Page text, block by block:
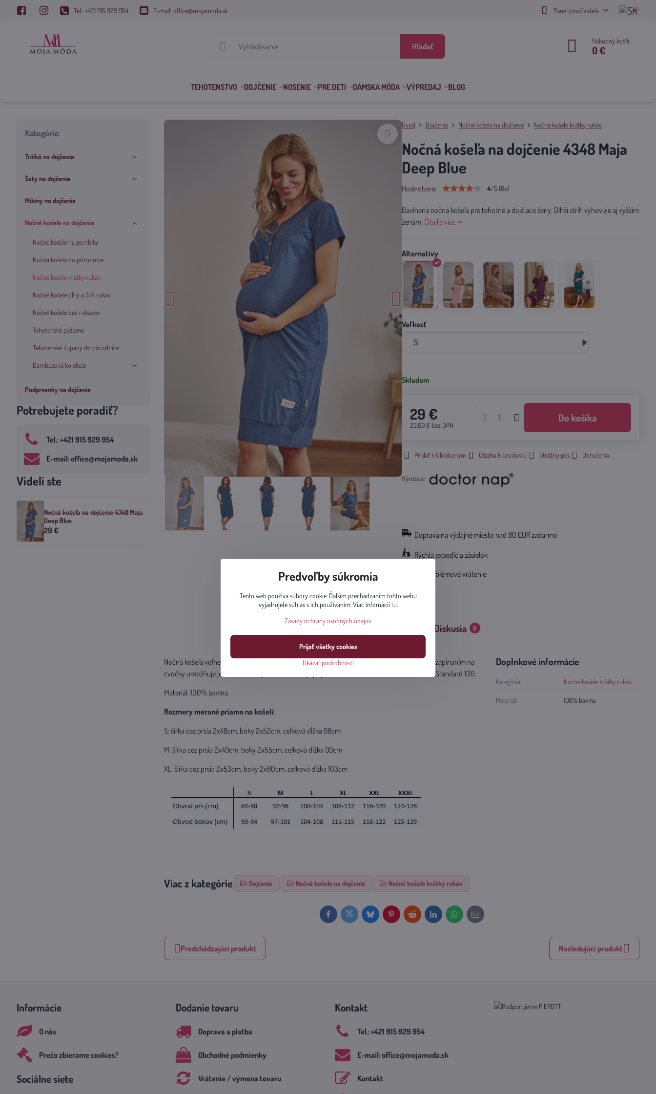
Tel.: +421 915 929 954 E-mail: office@mojamoda.sk Panel používateľa
Hľadať
Nákupný košík
0 €
TEHOTENSTVO DOJČENIE NOSENIE PRE DETI DÁMSKA MÓDA VÝPREDAJ BLOG
Úvod Dojčenie Nočné košele na dojčenie Nočné košele krátky rukáv
Nočná košeľa na dojčenie 4348 Maja
Deep Blue
Hodnotenie 4/5 (6x)
Bavlnená nočná košeľa pre tehotné a dojčiace ženy. Dlhší strih vyhovuje aj vyšším
ženám. Čítajte viac
Veľkosť
Skladom
29 €
23.60 € bez DPH
Do košíka
Pridať k Obľúbeným Otázka k produktu Strážny pes Doručenia
Výrobca:
Doprava na výdajné miesto nad 80 EUR zadarmo
Rýchla expedícia zásielok
Bezproblémové vrátenie
Popis Recenzie Diskusia 0
Nočná košeľa voľnejšieho strihu s praktickými vreckami na bokoch. Dlhšia léga vo výstrihu so zapínaním na
cvočky umožňuje jednoduché dojčenie. Materiál je príjemná bavlna s certifikátom OEKO-TEX Standard 100.
Materiál: 100% bavlna
Rozmery merané priamo na košeli:
S: šírka cez prsia 2x48cm, boky 2x52cm, celková dĺžka 98cm
M: šírka cez prsia 2x49cm, boky 2x55cm, celková dĺžka 99cm
XL: šírka cez prsia 2x53cm, boky 2x60cm, celková dĺžka 103cm
Viac z kategórie Dojčenie Nočné košele na dojčenie Nočné košele krátky rukáv
Doplnkové informácie
Kategória: Nočné košele krátky rukáv
Materiál: 100% bavlna
FacebookTwitterBlueskyPinterestReddit LinkedInWhatsApp
E-
mail
Predchádzajúci produkt Nasledujúci produkt
Kategórie
Tričká na dojčenie
Šaty na dojčenie
Mikiny na dojčenie
Nočné košele na dojčenie
Nočné košele na gombíky
Nočná košeľa do pôrodnice
Nočné košele krátky rukáv
Nočné košele dlhý a 3/4 rukáv
Nočné košele bez rukávov
Tehotenské pyžamo
Tehotenské župany do pôrodnice
Bambusová kolekcia
Podprsenky na dojčenie
Potrebujete poradiť?
Tel​.: +421 915 929 954
E-mail: office​@mojamoda​.sk
Videli ste
Nočná košeľa na dojčenie 4348 Maja
Deep Blue
29 €
Informácie
O nás
Prečo zbierame cookies?
Sociálne siete
Dodanie tovaru
Doprava a platba
Obchodné podmienky
Vrátenie / výmena tovaru
Kontakt
Tel​.: +421 915 929 954
E-mail: office​@mojamoda​.sk
Kontakt
Predvoľby súkromia
Tento web používa súbory cookie. Ďalším prechádzaním tohto webu
vyjadrujete súhlas s ich používaním. Viac infomáciítu.
Zásady ochrany osobných údajov
Ukázať podrobnosti
Prijať všetky cookies